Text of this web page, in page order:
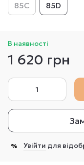
85C 85D
В наявності
1 620 грн
% Увійти для